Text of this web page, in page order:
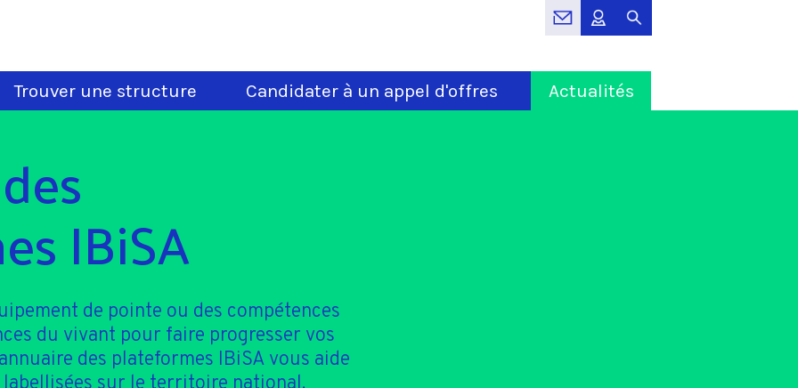
Trouver une structure Candidater à un appel d'offres Actualités
IBiSA
de pointe ou des compétences
du vivant pour faire progresser vos
des plateformes IBiSA vous aide